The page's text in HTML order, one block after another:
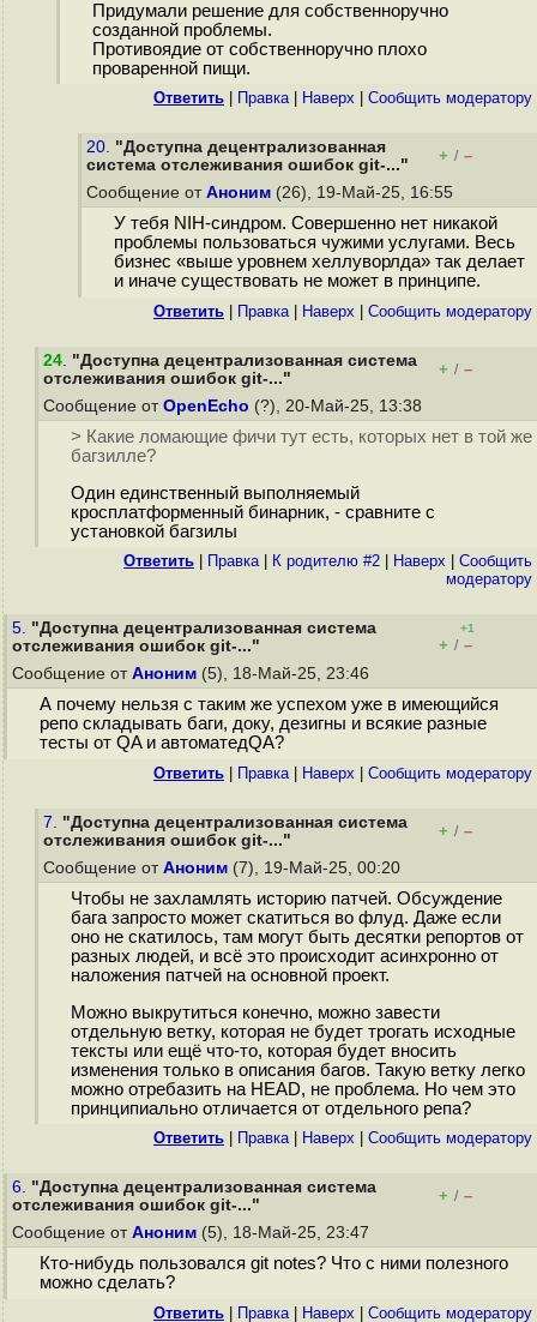
Придумали решение для собственноручно
созданной проблемы.
Противоядие от собственноручно плохо
проваренной пищи.
Ответить Правка| Наверх Cообщить модератору
20. "Доступна децентрализованная
система отслеживания ошибок git-..."
+ / –
Сообщение от Аноним (26), 19-Май-25, 16:55
У тебя NIH-синдром. Совершенно нет никакой
проблемы пользоваться чужими услугами. Весь
бизнес «выше уровнем хеллуворлда» так делает
и иначе существовать не может в принципе.
Ответить Правка| Наверх Cообщить модератору
24. "Доступна децентрализованная система
отслеживания ошибок git-..."
+ / –
Сообщение от OpenEcho (?), 20-Май-25, 13:38
> Какие ломающие фичи тут есть, которых нет в той же
багзилле?
Один единственный выполняемый
кросплатформенный бинарник, - сравните с
установкой багзилы
Ответить Правка| К родителю #2 Наверх
Cообщить
модератору
5. "Доступна децентрализованная система
отслеживания ошибок git-..."
+1
+ / –
Сообщение от Аноним (5), 18-Май-25, 23:46
А почему нельзя с таким же успехом уже в имеющийся
репо складывать баги, доку, дезигны и всякие разные
тесты от QA и автоматедQA?
Ответить Правка| Наверх Cообщить модератору
7. "Доступна децентрализованная система
отслеживания ошибок git-..."
+ / –
Сообщение от Аноним (7), 19-Май-25, 00:20
Чтобы не захламлять историю патчей. Обсуждение
бага запросто может скатиться во флуд. Даже если
оно не скатилось, там могут быть десятки репортов от
разных людей, и всё это происходит асинхронно от
наложения патчей на основной проект.
Можно выкрутиться конечно, можно завести
отдельную ветку, которая не будет трогать исходные
тексты или ещё что-то, которая будет вносить
изменения только в описания багов. Такую ветку легко
можно отребазить на HEAD, не проблема. Но чем это
принципиально отличается от отдельного репа?
Ответить Правка| Наверх Cообщить модератору
6. "Доступна децентрализованная система
отслеживания ошибок git-..."
+ / –
Сообщение от Аноним (5), 18-Май-25, 23:47
Кто-нибудь пользовался git notes? Что с ними полезного
можно сделать?
Ответить Правка| Наверх Cообщить модератору